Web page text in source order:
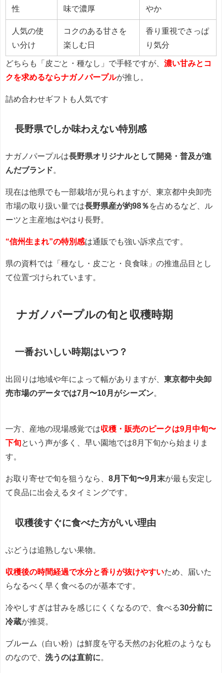
性 味で濃厚 やか
人気の使
い分け
コクのある甘さを
楽しむ日
香り重視でさっぱ
り気分
どちらも「皮ごと・種なし」で手軽ですが、 濃い甘みとコ
クを求めるならナガノパープルが推し。
詰め合わせギフトも人気です
長野県でしか味わえない特別感
ナガノパープルは長野県オリジナルとして開発・普及が進
んだブランド。
現在は他県でも一部栽培が見られますが、東京都中央卸売
市場の取り扱い量では長野県産が約98％ を占めるなど、ル
ーツと主産地はやはり長野。
“信州生まれ”の特別感は通販でも強い訴求点です。
県の資料では「種なし・皮ごと・良食味」の推進品目とし
て位置づけられています。
ナガノパープルの旬と収穫時期
一番おいしい時期はいつ？
出回りは地域や年によって幅がありますが、 東京都中央卸
売市場のデータでは7月〜10月がシーズン。
一方、産地の現場感覚では収穫・販売のピークは9月中旬〜
下旬という声が多く、早い園地では8月下旬から始まりま
す。
お取り寄せで旬を狙うなら、 8月下旬〜9月末が最も安定し
て良品に出会えるタイミングです。
収穫後すぐに食べた方がいい理由
ぶどうは追熟しない果物。
収穫後の時間経過で水分と香りが抜けやすいため、届いた
らなるべく早く食べるのが基本です。
冷やしすぎは甘みを感じにくくなるので、食べる30分前に
冷蔵が推奨。
ブルーム（白い粉）は鮮度を守る天然のお化粧のようなも
のなので、 洗うのは直前に。